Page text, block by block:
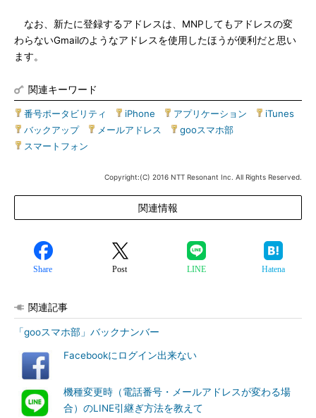
なお、新たに登録するアドレスは、MNPしてもアドレスの変
わらないGmailのようなアドレスを使用したほうが便利だと思い
ます。
関連キーワード
番号ポータビリティ iPhone アプリケーション iTunes
バックアップ| メールアドレス gooスマホ部
スマートフォン
Copyright:(C) 2016 NTT Resonant Inc. All Rights Reserved.
関連情報
Share Post LINE Hatena
関連記事
「gooスマホ部」バックナンバー
Facebookにログイン出来ない
機種変更時（電話番号・メールアドレスが変わる場
合）のLINE引継ぎ方法を教えて